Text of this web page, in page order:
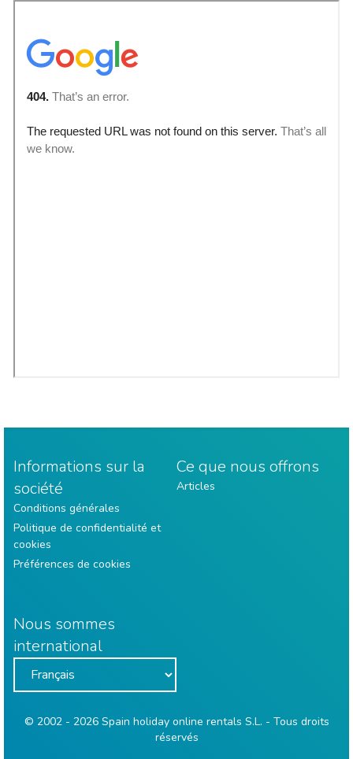
Informations sur la
société
Conditions générales
Politique de confidentialité et
cookies
Préférences de cookies
Ce que nous offrons
Articles
Nous sommes
international
© 2002 - 2026 Spain holiday online rentals S.L. - Tous droits
réservés